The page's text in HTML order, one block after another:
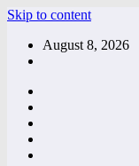
Skip to content
August 8, 2026